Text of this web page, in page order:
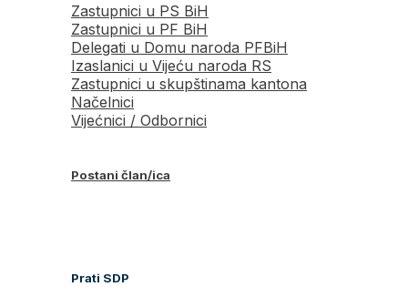
Zastupnici u PS BiH
Zastupnici u PF BiH
Delegati u Domu naroda PFBiH
Izaslanici u Vijeću naroda RS
Zastupnici u skupštinama kantona
Načelnici
Vijećnici / Odbornici
Postani član/ica
Prati SDP